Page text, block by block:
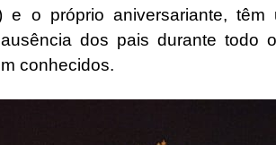
e o próprio aniversariante, têm
dos pais durante todo
conhecidos.